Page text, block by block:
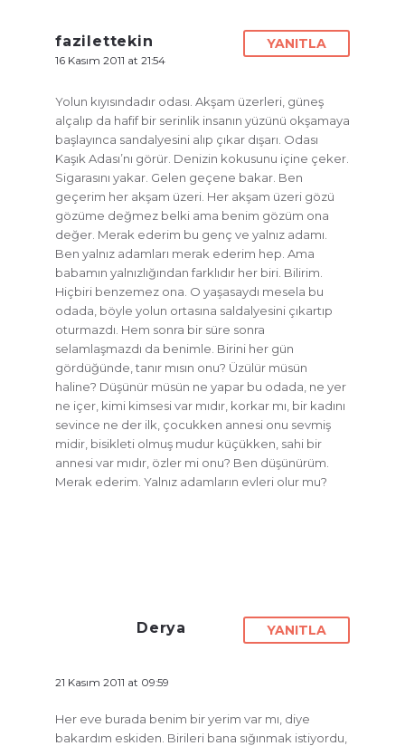
fazilettekin
16 Kasım 2011 at 21:54
YANITLA
Yolun kıyısındadır odası. Akşam üzerleri, güneş
alçalıp da hafif bir serinlik insanın yüzünü okşamaya
başlayınca sandalyesini alıp çıkar dışarı. Odası
Kaşık Adası’nı görür. Denizin kokusunu içine çeker.
Sigarasını yakar. Gelen geçene bakar. Ben
geçerim her akşam üzeri. Her akşam üzeri gözü
gözüme değmez belki ama benim gözüm ona
değer. Merak ederim bu genç ve yalnız adamı.
Ben yalnız adamları merak ederim hep. Ama
babamın yalnızlığından farklıdır her biri. Bilirim.
Hiçbiri benzemez ona. O yaşasaydı mesela bu
odada, böyle yolun ortasına saldalyesini çıkartıp
oturmazdı. Hem sonra bir süre sonra
selamlaşmazdı da benimle. Birini her gün
gördüğünde, tanır mısın onu? Üzülür müsün
haline? Düşünür müsün ne yapar bu odada, ne yer
ne içer, kimi kimsesi var mıdır, korkar mı, bir kadını
sevince ne der ilk, çocukken annesi onu sevmiş
midir, bisikleti olmuş mudur küçükken, sahi bir
annesi var mıdır, özler mi onu? Ben düşünürüm.
Merak ederim. Yalnız adamların evleri olur mu?
Derya
21 Kasım 2011 at 09:59
YANITLA
Her eve burada benim bir yerim var mı, diye
bakardım eskiden. Birileri bana sığınmak istiyordu,